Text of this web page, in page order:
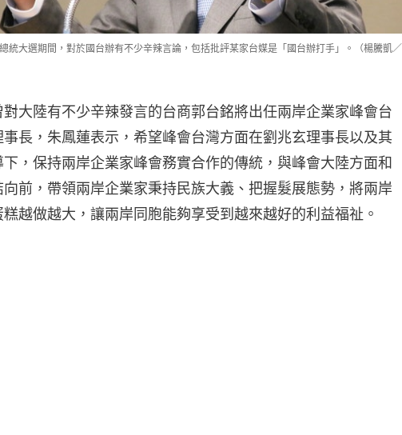
統大選期間，對於國台辦有不少辛辣言論，包括批評某家台媒是「國台辦打手」。（楊騰凱／
對大陸有不少辛辣發言的台商郭台銘將出任兩岸企業家峰會台
長，朱鳳蓮表示，希望峰會台灣方面在劉兆玄理事長以及其
，保持兩岸企業家峰會務實合作的傳統，與峰會大陸方面和
前，帶領兩岸企業家秉持民族大義、把握髮展態勢，將兩岸
越做越大，讓兩岸同胞能夠享受到越來越好的利益福祉。